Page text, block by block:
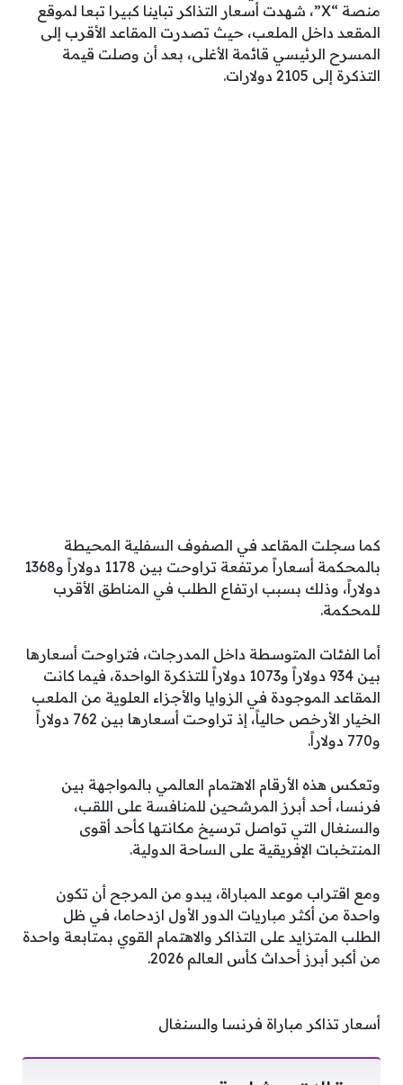
منصة “X”، شهدت أسعار التذاكر تباينا كبيرا تبعا لموقع
المقعد داخل الملعب، حيث تصدرت المقاعد الأقرب إلى
المسرح الرئيسي قائمة الأغلى، بعد أن وصلت قيمة
التذكرة إلى 2105 دولارات.
كما سجلت المقاعد في الصفوف السفلية المحيطة
بالمحكمة أسعاراً مرتفعة تراوحت بين 1178 دولاراً و1368
دولاراً، وذلك بسبب ارتفاع الطلب في المناطق الأقرب
للمحكمة.
أما الفئات المتوسطة داخل المدرجات، فتراوحت أسعارها
بين 934 دولاراً و1073 دولاراً للتذكرة الواحدة، فيما كانت
المقاعد الموجودة في الزوايا والأجزاء العلوية من الملعب
الخيار الأرخص حالياً، إذ تراوحت أسعارها بين 762 دولاراً
و770 دولاراً.
وتعكس هذه الأرقام الاهتمام العالمي بالمواجهة بين
فرنسا، أحد أبرز المرشحين للمنافسة على اللقب،
والسنغال التي تواصل ترسيخ مكانتها كأحد أقوى
المنتخبات الإفريقية على الساحة الدولية.
ومع اقتراب موعد المباراة، يبدو من المرجح أن تكون
واحدة من أكثر مباريات الدور الأول ازدحاما، في ظل
الطلب المتزايد على التذاكر والاهتمام القوي بمتابعة واحدة
من أكبر أبرز أحداث كأس العالم 2026.
أسعار تذاكر مباراة فرنسا والسنغال